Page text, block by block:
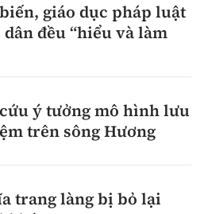
giáo dục pháp luật
đều “hiểu và làm
ý tưởng mô hình lưu
trên sông Hương
trang làng bị bỏ lại